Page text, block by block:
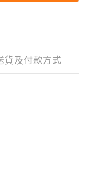
貨及付款方式